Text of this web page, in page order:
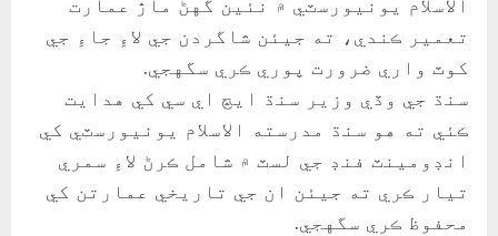
تعمير ڪندي، ته جيئن شاگردن جي لاءِ جاءِ جي
کوٽ واري ضرورت پوري ڪري سگهجي.
سنڌ جي وڏي وزير سنڌ ايڇ اي سي کي هدايت
ڪئي ته هو سنڌ مدرسته الاسلام يونيورسٽي کي
انڊومينٽ فنڊ جي لسٽ ۾ شامل ڪرڻ لاءِ سمري
تيار ڪري ته جيئن ان جي تاريخي عمارتن کي
محفوظ ڪري سگهجي.